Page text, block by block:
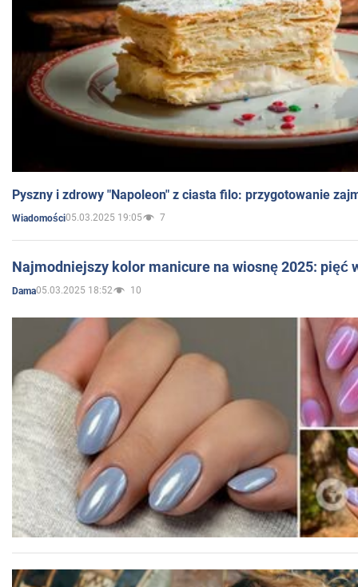
Pyszny i zdrowy "Napoleon" z ciasta filo: przygotowanie
Wiadomości05.03.2025 19:05 7
Najmodniejszy kolor manicure na wiosnę 2025: pięć
Dama05.03.2025 18:52 10